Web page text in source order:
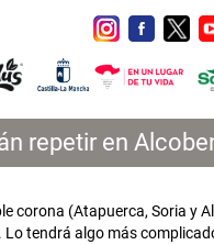
repetir en
corona (Atapuerca, Soria y
tendrá algo más